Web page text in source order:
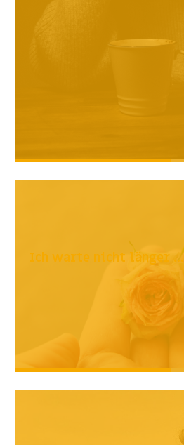
Ich warte nicht länger ...